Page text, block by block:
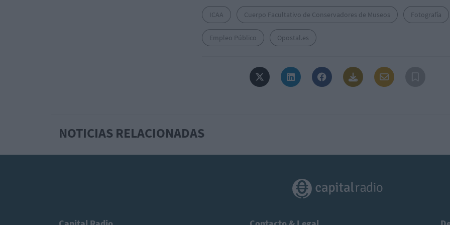
ICAA Cuerpo Facultativo de Conservadores de Museos Fotografía
Empleo Público Opostal.es
NOTICIAS RELACIONADAS